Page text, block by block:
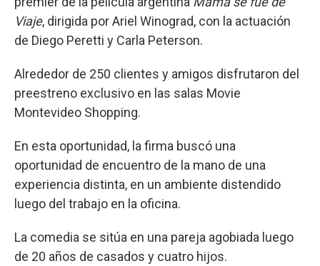
Viaje, dirigida por Ariel Winograd, con la actuación
de Diego Peretti y Carla Peterson.
Alrededor de 250 clientes y amigos disfrutaron del
preestreno exclusivo en las salas Movie
Montevideo Shopping.
En esta oportunidad, la firma buscó una
oportunidad de encuentro de la mano de una
experiencia distinta, en un ambiente distendido
luego del trabajo en la oficina.
La comedia se sitúa en una pareja agobiada luego
de 20 años de casados y cuatro hijos.